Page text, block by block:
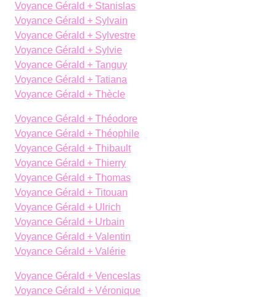
Voyance Gérald + Stanislas
Voyance Gérald + Sylvain
Voyance Gérald + Sylvestre
Voyance Gérald + Sylvie
Voyance Gérald + Tanguy
Voyance Gérald + Tatiana
Voyance Gérald + Thècle
Voyance Gérald + Théodore
Voyance Gérald + Théophile
Voyance Gérald + Thibault
Voyance Gérald + Thierry
Voyance Gérald + Thomas
Voyance Gérald + Titouan
Voyance Gérald + Ulrich
Voyance Gérald + Urbain
Voyance Gérald + Valentin
Voyance Gérald + Valérie
Voyance Gérald + Venceslas
Voyance Gérald + Véronique